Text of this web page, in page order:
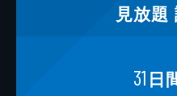
見放題
31 日